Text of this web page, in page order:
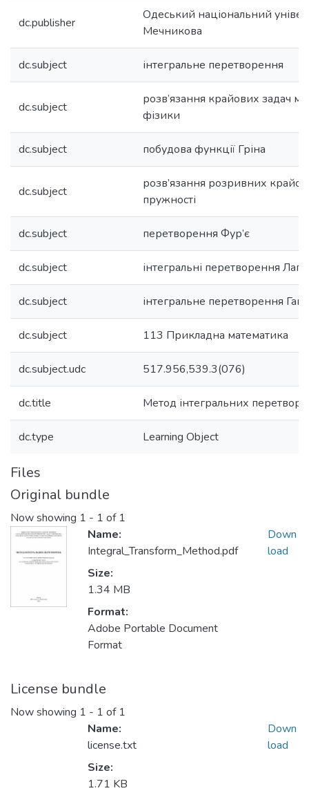
dc.publisher
Одеський національний
Мечникова
dc.subject інтегральне перетворення
dc.subject
розв’язання крайових задач
фізики
dc.subject побудова функції Гріна
dc.subject
розв’язання розривних
пружності
dc.subject перетворення Фур’є
dc.subject інтегральні перетворення
dc.subject інтегральне перетворення
dc.subject 113 Прикладна математика
dc.subject.udc 517.956,539.3(076)
dc.title Метод інтегральних
dc.type Learning Object
Files
Original bundle
Now showing 1 - 1 of 1
Name:
Integral_Transform_Method.pdf
Size:
1.34 MB
Format:
Adobe Portable Document
Format
Down
load
License bundle
Now showing 1 - 1 of 1
Name:
license.txt
Size:
1.71 KB
Down
load